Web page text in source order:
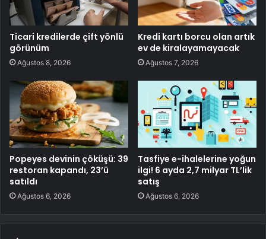
Ticari kredilerde çift yönlü
görünüm
Ağustos 8, 2026
Kredi kartı borcu olan artık
ev de kiralayamayacak
Ağustos 7, 2026
Popeyes devinin çöküşü: 39
restoran kapandı, 23’ü
satıldı
Ağustos 6, 2026
Tasfiye e-ihalelerine yoğun
ilgi! 6 ayda 2,7 milyar TL’lik
satış
Ağustos 6, 2026